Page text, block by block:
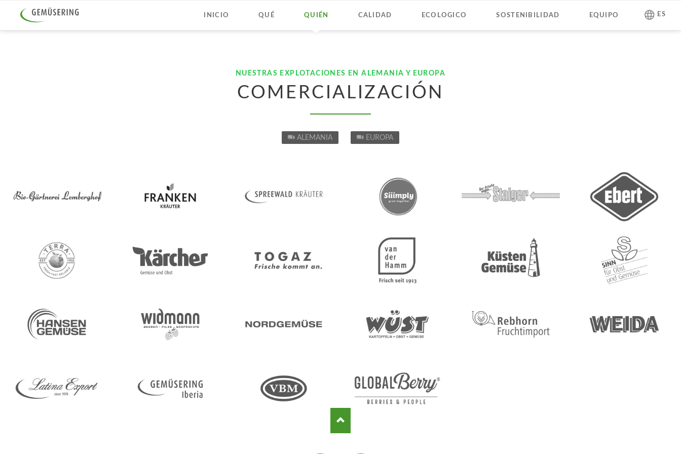
ES
navegación
INICIO QUÉ QUIÉN CALIDAD ECOLOGICO SOSTENIBILIDAD EQUIPO
NUESTRAS EXPLOTACIONES EN ALEMANIA Y EUROPA
COMERCIALIZACIÓN
ALEMANIA EUROPA